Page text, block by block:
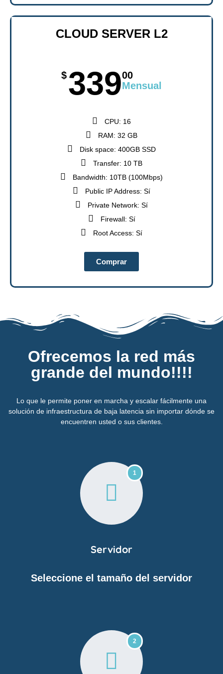
CLOUD SERVER L2
$33900
Mensual
CPU: 16
RAM: 32 GB
Disk space: 400GB SSD
Transfer: 10 TB
Bandwidth: 10TB (100Mbps)
Public IP Address: Sí
Private Network: Sí
Firewall: Sí
Root Access: Sí
Comprar
Ofrecemos la red más
grande del mundo!!!!
Lo que le permite poner en marcha y escalar fácilmente una
solución de infraestructura de baja latencia sin importar dónde se
encuentren usted o sus clientes.
1
Servidor
Seleccione el tamaño del servidor
2